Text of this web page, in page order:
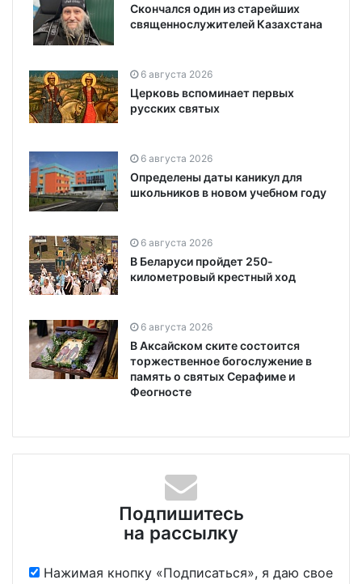
Скончался один из старейших
священнослужителей Казахстана
6 августа 2026
Церковь вспоминает первых
русских святых
6 августа 2026
Определены даты каникул для
школьников в новом учебном году
6 августа 2026
В Беларуси пройдет 250-
километровый крестный ход
6 августа 2026
В Аксайском ските состоится
торжественное богослужение в
память о святых Серафиме и
Феогносте
Подпишитесь
на рассылку
Нажимая кнопку «Подписаться», я даю свое